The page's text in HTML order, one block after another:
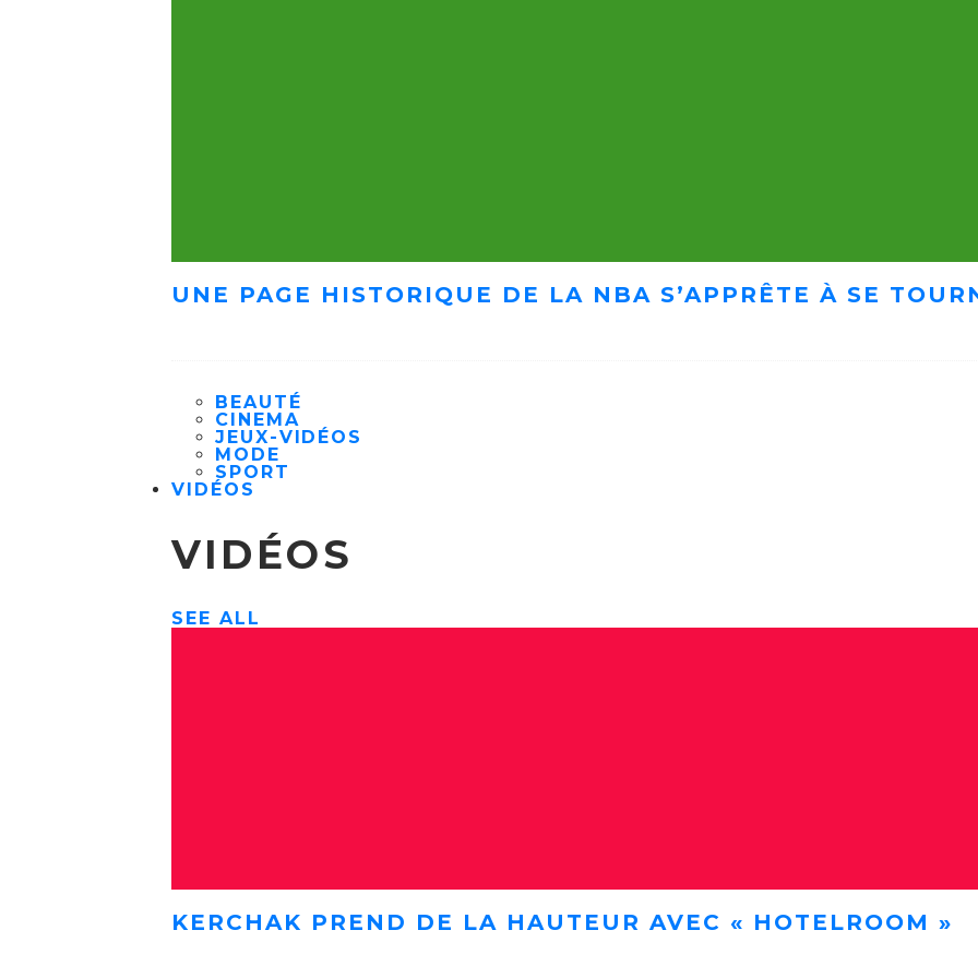
UNE PAGE HISTORIQUE DE LA NBA S’APPRÊTE À SE
BEAUTÉ
CINEMA
JEUX-VIDÉOS
MODE
SPORT
VIDÉOS
VIDÉOS
SEE ALL
KERCHAK PREND DE LA HAUTEUR AVEC « HOTELROOM »